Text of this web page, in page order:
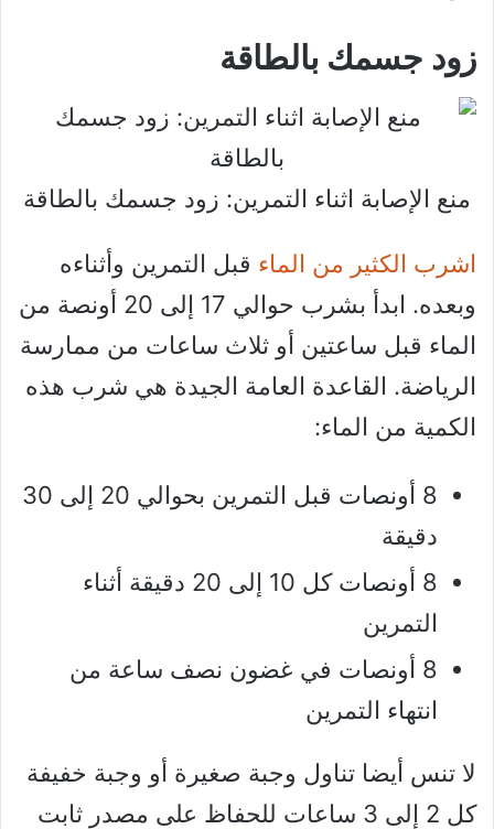
زود جسمك بالطاقة
منع الإصابة اثناء التمرين: زود جسمك بالطاقة
اشرب الكثير من الماء قبل التمرين وأثناءه
وبعده. ابدأ بشرب حوالي 17 إلى 20 أونصة من
الماء قبل ساعتين أو ثلاث ساعات من ممارسة
الرياضة. القاعدة العامة الجيدة هي شرب هذه
الكمية من الماء:
8 أونصات قبل التمرين بحوالي 20 إلى 30
دقيقة
8 أونصات كل 10 إلى 20 دقيقة أثناء
التمرين
8 أونصات في غضون نصف ساعة من
انتهاء التمرين
لا تنس أيضا تناول وجبة صغيرة أو وجبة خفيفة
كل 2 إلى 3 ساعات للحفاظ على مصدر ثابت